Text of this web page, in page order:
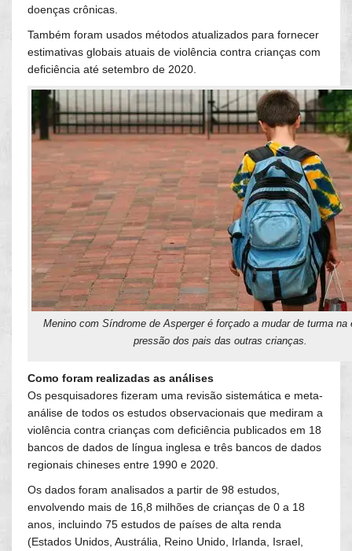
doenças crônicas.
Também foram usados métodos atualizados para fornecer
estimativas globais atuais de violência contra crianças com
deficiência até setembro de 2020.
Menino com Síndrome de Asperger é forçado a mudar de turma na
pressão dos pais das outras crianças.
Como foram realizadas as análises
Os pesquisadores fizeram uma revisão sistemática e meta-
análise de todos os estudos observacionais que mediram a
violência contra crianças com deficiência publicados em 18
bancos de dados de língua inglesa e três bancos de dados
regionais chineses entre 1990 e 2020.
Os dados foram analisados a partir de 98 estudos,
envolvendo mais de 16,8 milhões de crianças de 0 a 18
anos, incluindo 75 estudos de países de alta renda
(Estados Unidos, Austrália, Reino Unido, Irlanda, Israel,